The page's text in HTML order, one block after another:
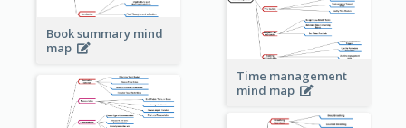
Book summary mind
map
Time management
mind map